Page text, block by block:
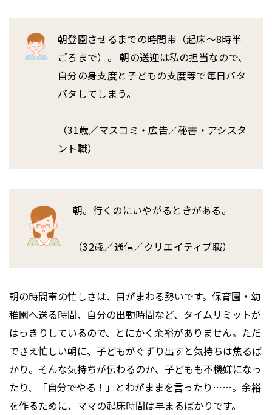
朝登園させるまでの時間帯（起床～8時半
ごろまで）。 朝の送迎は私の担当なので、
自分の身支度と子どもの支度等で毎日バタ
バタしてしまう。
（31歳／マスコミ・広告／秘書・アシスタ
ント職）
朝。行くのにいやがるときがある。
（32歳／通信／クリエイティブ職）
朝の時間帯の忙しさは、目がまわる勢いです。保育園・幼
稚園へ送る時間、自分の出勤時間など、タイムリミットが
はっきりしているので、とにかく余裕がありません。ただ
でさえ忙しい朝に、子どもがぐずり出すと気持ちは焦るば
かり。そんな気持ちが伝わるのか、子どもも不機嫌になっ
たり、「自分でやる！」とわがままを言ったり……。余裕
を作るために、ママの起床時間は早まるばかりです。